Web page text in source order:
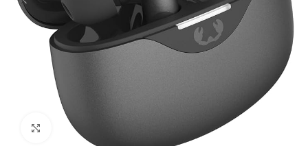
Click to enlarge